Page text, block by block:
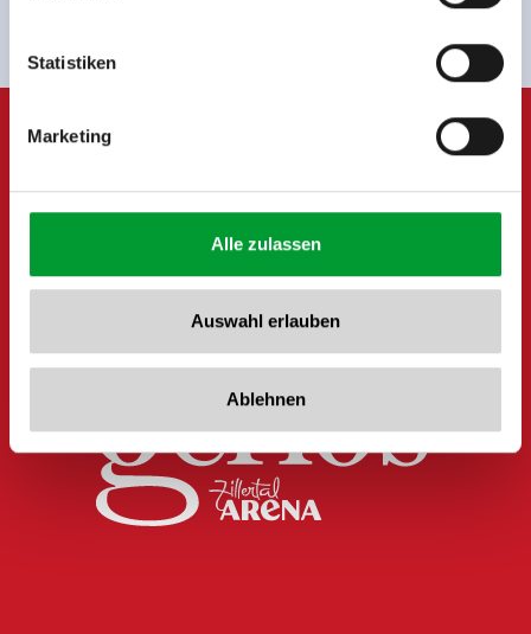
www.zillertalarena.com
Statistiken
Marketing
Alle zulassen
Auswahl erlauben
Ablehnen